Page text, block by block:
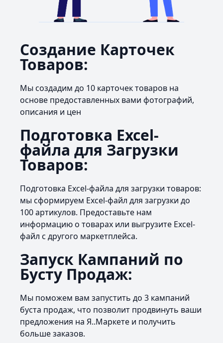
Создание Карточек
Товаров:
Мы создадим до 10 карточек товаров на
основе предоставленных вами фотографий,
описания и цен
Подготовка Excel-
файла для Загрузки
Товаров:
Подготовка Excel-файла для загрузки товаров:
мы сформируем Excel-файл для загрузки до
100 артикулов. Предоставьте нам
информацию о товарах или выгрузите Excel-
файл с другого маркетплейса.
Запуск Кампаний по
Бусту Продаж:
Мы поможем вам запустить до 3 кампаний
буста продаж, что позволит продвинуть ваши
предложения на Я..Маркете и получить
больше заказов.